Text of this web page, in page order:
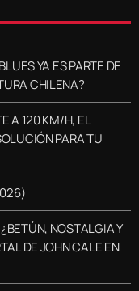
YA ES PARTE DE
CHILENA?
A 120 KM/H, EL
PARA TU
NOSTALGIA Y
DE JOHN CALE EN